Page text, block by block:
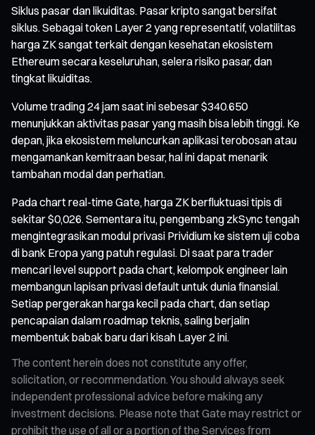
Siklus pasar dan likuiditas. Pasar kripto sangat bersifat
siklus. Sebagai token Layer 2 yang representatif, volatilitas
harga ZK sangat terkait dengan kesehatan ekosistem
Ethereum secara keseluruhan, selera risiko pasar, dan
tingkat likuiditas.
Volume trading 24 jam saat ini sebesar $340.650
menunjukkan aktivitas pasar yang masih bisa lebih tinggi. Ke
depan, jika ekosistem meluncurkan aplikasi terobosan atau
mengamankan kemitraan besar, hal ini dapat menarik
tambahan modal dan perhatian.
Pada chart real-time Gate, harga ZK berfluktuasi tipis di
sekitar $0,026. Sementara itu, pengembang zkSync tengah
mengintegrasikan modul privasi Prividium ke sistem uji coba
di bank Eropa yang patuh regulasi. Di saat para trader
mencari level support pada chart, kelompok engineer lain
membangun lapisan privasi default untuk dunia finansial.
Setiap pergerakan harga kecil pada chart, dan setiap
pencapaian dalam roadmap teknis, saling berjalin
membentuk babak baru dari kisah Layer 2 ini.
The content herein does not constitute any offer,
solicitation, or recommendation. You should always seek
independent professional advice before making any
investment decisions. Please note that Gate may restrict or
prohibit the use of all or a portion of the Services from